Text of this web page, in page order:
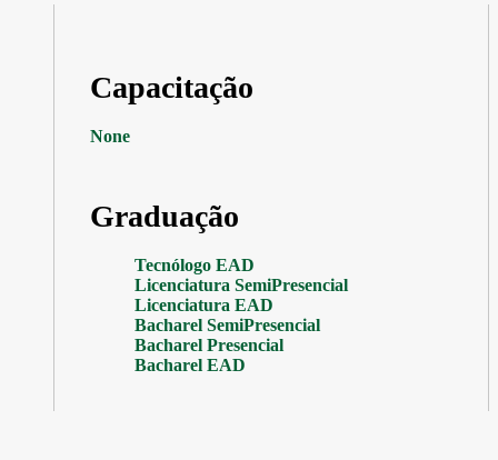
Capacitação
None
Graduação
Tecnólogo EAD
Licenciatura SemiPresencial
Licenciatura EAD
Bacharel SemiPresencial
Bacharel Presencial
Bacharel EAD